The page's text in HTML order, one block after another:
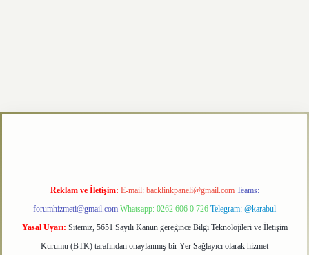
betexper.xyz
Reklam ve İletişim: E-mail: backlinkpaneli@gmail.com Teams:
forumhizmeti@gmail.com Whatsapp: 0262 606 0 726 Telegram: @karabul
Yasal Uyarı: Sitemiz, 5651 Sayılı Kanun gereğince Bilgi Teknolojileri ve İletişim
Kurumu (BTK) tarafından onaylanmış bir Yer Sağlayıcı olarak hizmet